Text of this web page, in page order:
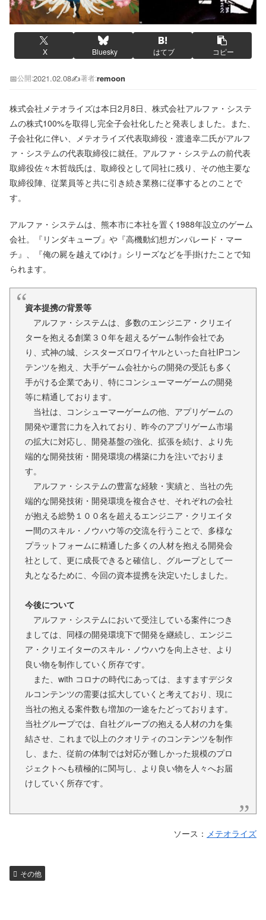
X Bluesky はてブ コピー
📅公開:2021.02.08✍️著者:remoon
株式会社メテオライズは本日2月8日、株式会社アルファ・システ
ムの株式100%を取得し完全子会社化したと発表しました。また、
子会社化に伴い、メテオライズ代表取締役・渡邉幸二氏がアルフ
ァ・システムの代表取締役に就任。アルファ・システムの前代表
取締役佐々木哲哉氏は、取締役として同社に残り、その他主要な
取締役陣、従業員等と共に引き続き業務に従事するとのことで
す。
アルファ・システムは、熊本市に本社を置く1988年設立のゲーム
会社。『リンダキューブ』や『高機動幻想ガンパレード・マー
チ』、『俺の屍を越えてゆけ』シリーズなどを手掛けたことで知
られます。
資本提携の背景等
アルファ・システムは、多数のエンジニア・クリエイ
ターを抱える創業３０年を超えるゲーム制作会社であ
り、式神の城、シスターズロワイヤルといった自社IPコン
テンツを抱え、大手ゲーム会社からの開発の受託も多く
手がける企業であり、特にコンシューマーゲームの開発
等に精通しております。
当社は、コンシューマーゲームの他、アプリゲームの
開発や運営に力を入れており、昨今のアプリゲーム市場
の拡大に対応し、開発基盤の強化、拡張を続け、より先
端的な開発技術・開発環境の構築に力を注いでおりま
す。
アルファ・システムの豊富な経験・実績と、当社の先
端的な開発技術・開発環境を複合させ、それぞれの会社
が抱える総勢１００名を超えるエンジニア・クリエイタ
ー間のスキル・ノウハウ等の交流を行うことで、多様な
プラットフォームに精通した多くの人材を抱える開発会
社として、更に成長できると確信し、グループとして一
丸となるために、今回の資本提携を決定いたしました。
今後について
アルファ・システムにおいて受注している案件につき
ましては、同様の開発環境下で開発を継続し、エンジニ
ア・クリエイターのスキル・ノウハウを向上させ、より
良い物を制作していく所存です。
また、with コロナの時代にあっては、ますますデジタ
ルコンテンツの需要は拡大していくと考えており、現に
当社の抱える案件数も増加の一途をたどっております。
当社グループでは、自社グループの抱える人材の力を集
結させ、これまで以上のクオリティのコンテンツを制作
し、また、従前の体制では対応が難しかった規模のプロ
ジェクトへも積極的に関与し、より良い物を人々へお届
けしていく所存です。
ソース： メテオライズ
その他